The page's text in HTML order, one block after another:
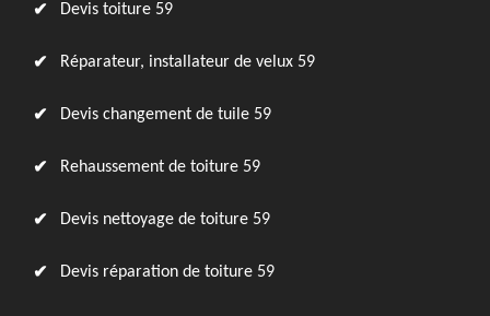
Devis toiture 59
Réparateur, installateur de velux 59
Devis changement de tuile 59
Rehaussement de toiture 59
Devis nettoyage de toiture 59
Devis réparation de toiture 59